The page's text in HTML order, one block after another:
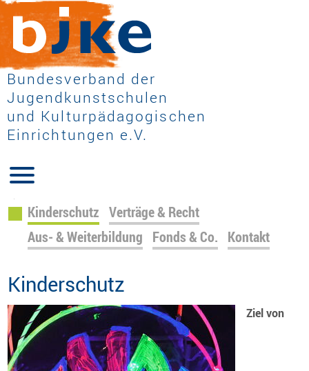
Bundesverband der
Jugendkunstschulen
und Kulturpädagogischen
Einrichtungen e.V.
Navigation
überspringen
Kinderschutz Verträge & Recht
Aus- & Weiterbildung Fonds & Co. Kontakt
Kinderschutz
Ziel von